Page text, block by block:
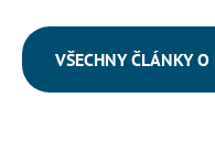
VŠECHNY ČLÁNKY